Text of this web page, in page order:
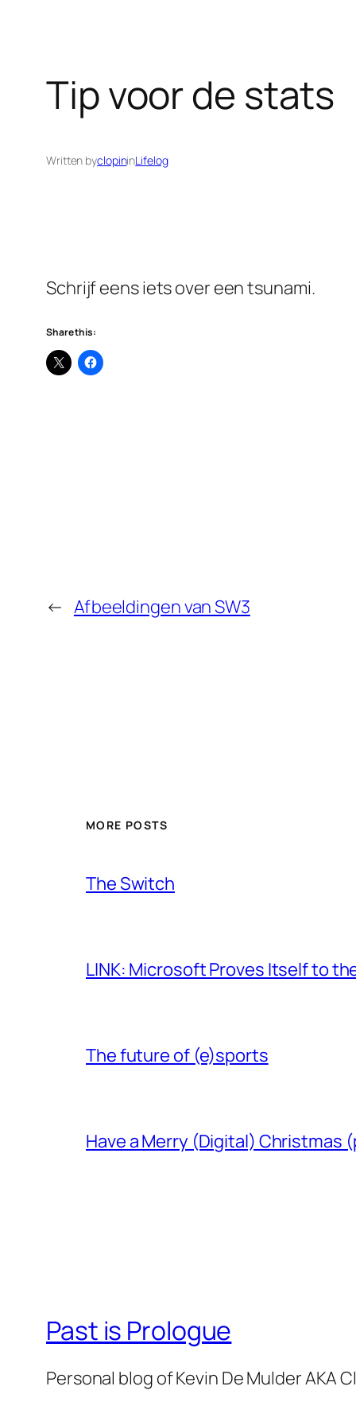
Tip voor de stats
Written byclopininLifelog
Schrijf eens iets over een tsunami.
Share this:
← Afbeeldingen van SW3
MORE POSTS
The Switch
LINK: Microsoft Proves Itself to
The future of (e)sports
Have a Merry (Digital) Christmas
Past is Prologue
Personal blog of Kevin De Mulder AKA